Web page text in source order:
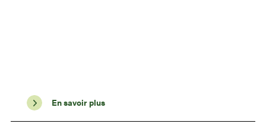
En savoir plus